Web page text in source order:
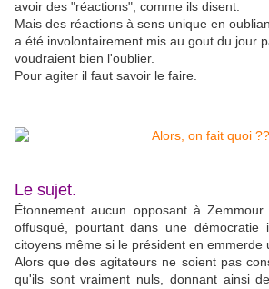
avoir des "réactions", comme ils disent.
Mais des réactions à sens unique en
a été involontairement mis au gout du jour
voudraient bien l'oublier.
Pour agiter il faut savoir le faire.
Le sujet.
Étonnement aucun opposant à
offusqué, pourtant dans une
citoyens même si le président en emmerde
Alors que des agitateurs ne soient pas
qu'ils sont vraiment nuls, donnant ainsi